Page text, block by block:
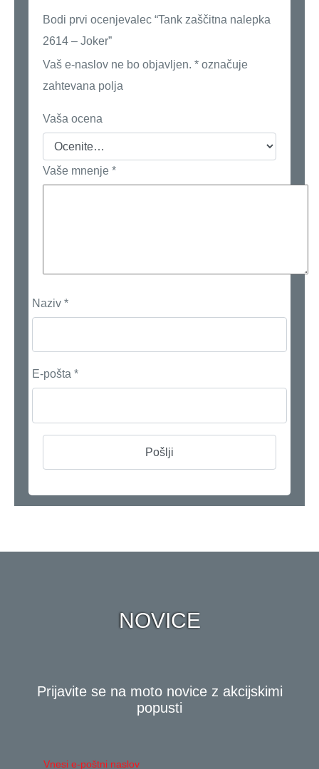
Bodi prvi ocenjevalec “Tank zaščitna nalepka
2614 – Joker”
Vaš e-naslov ne bo objavljen. * označuje
zahtevana polja
Vaša ocena
Vaše mnenje *
Naziv *
E-pošta *
NOVICE
Prijavite se na moto novice z akcijskimi
popusti